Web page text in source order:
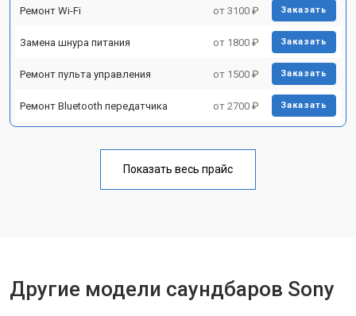
Ремонт Wi-Fi от 3100 ₽ Заказать
Замена шнура питания от 1800 ₽ Заказать
Ремонт пульта управления от 1500 ₽ Заказать
Ремонт Bluetooth передатчика от 2700 ₽ Заказать
Показать весь прайс
Другие модели саундбаров Sony